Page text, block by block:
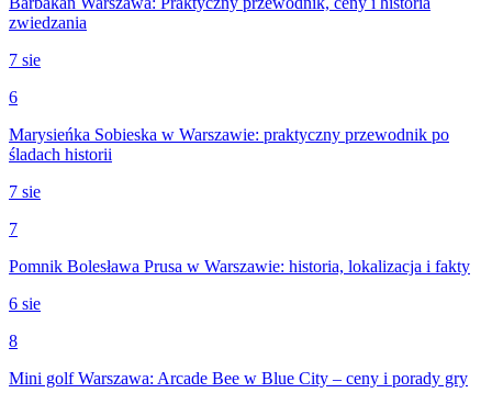
zwiedzania
7 sie
6
Marysieńka Sobieska w Warszawie: praktyczny przewodnik po
śladach historii
7 sie
7
Pomnik Bolesława Prusa w Warszawie: historia, lokalizacja i fakty
6 sie
8
Mini golf Warszawa: Arcade Bee w Blue City – ceny i porady gry